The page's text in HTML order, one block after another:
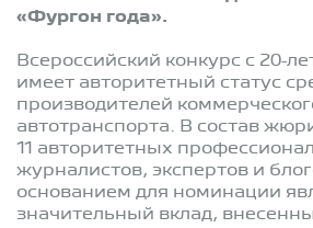
«Фургон года».
Всероссийский конкурс с 20-
имеет авторитетный статус
производителей
автотранспорта. В состав
11 авторитетных
журналистов, экспертов и
основанием для номинации
значительный вклад,